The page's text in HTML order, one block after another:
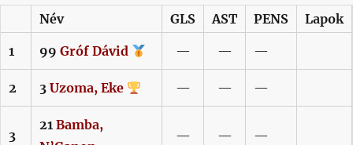
Név GLS AST PENS Lapok
1 99 Gróf Dávid — — —
2 3 Uzoma, Eke — — —
3
21 Bamba,
— — —